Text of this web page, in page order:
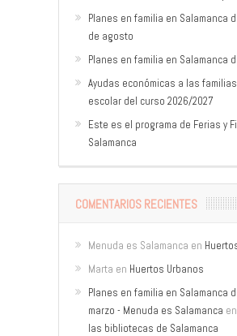
Planes en familia en Salamanca
de agosto
Planes en familia en Salamanca
Ayudas económicas a las
escolar del curso 2026/2027
Este es el programa de Ferias y
Salamanca
COMENTARIOS RECIENTES
Menuda es Salamanca en
Marta en Huertos Urbanos
Planes en familia en Salamanca
marzo - Menuda es Salamanca en
las bibliotecas de Salamanca